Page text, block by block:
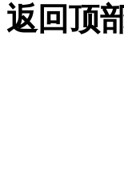
返回顶